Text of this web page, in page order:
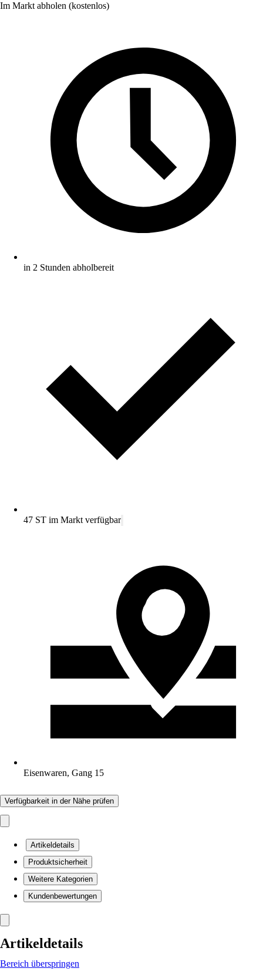
Im Markt abholen (kostenlos)
in 2 Stunden abholbereit
47 ST im Markt verfügbar
Eisenwaren, Gang 15
Verfügbarkeit in der Nähe prüfen
Artikeldetails
Produktsicherheit
Weitere Kategorien
Kundenbewertungen
Artikeldetails
Bereich überspringen